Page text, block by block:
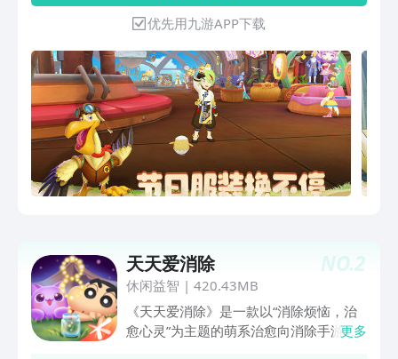
物送礼、捕虫挖矿、旅店经营等多种玩法
丰富你的海岛生活 4：海岛互访、集市交
易，大厅交互，多元的玩家互动伴随你一
起成长
优先用九游APP下载
NO.2
天天爱消除
休闲益智 | 420.43MB
《天天爱消除》是一款以“消除烦恼，治
愈心灵”为主题的萌系治愈向消除手游，
更多